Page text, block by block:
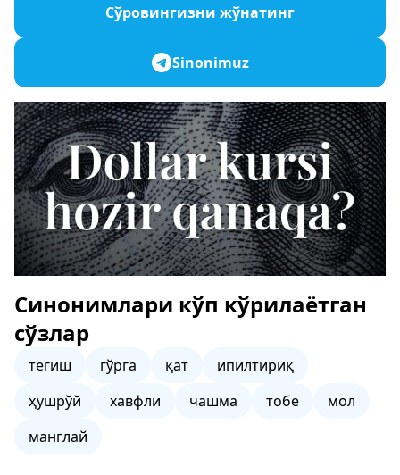
Сўровингизни жўнатинг
Sinonimuz
Синонимлари кўп кўрилаётган
сўзлар
тегиш гўрга қат
ипилтириқ
ҳушрўй
хавфли чашма тобе
мол
манглай